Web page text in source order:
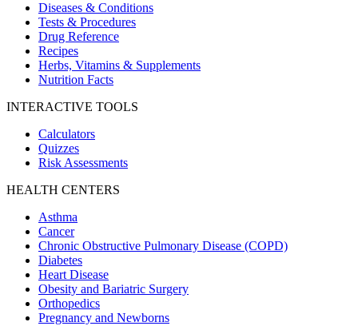
Diseases & Conditions
Tests & Procedures
Drug Reference
Recipes
Herbs, Vitamins & Supplements
Nutrition Facts
INTERACTIVE TOOLS
Calculators
Quizzes
Risk Assessments
HEALTH CENTERS
Asthma
Cancer
Chronic Obstructive Pulmonary Disease (COPD)
Diabetes
Heart Disease
Obesity and Bariatric Surgery
Orthopedics
Pregnancy and Newborns